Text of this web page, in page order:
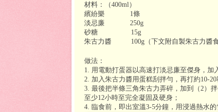
材料：（400ml）
繽紛樂 1條
淡忌廉 250g
砂糖 15g
朱古力醬 100g （下文附自製朱古力醬
做法：
1.
用電動打蛋器以高速打淡忌廉至傑身，加
2. 加入朱古力醬用蛋糕刮拌勻，再打約10-20
3. 最後把半條三角朱古力弄碎，加到（2）
至少12小時至完全凝固及硬身；
4. 臨食前，即出室溫3-5分鐘，用浸過熱水